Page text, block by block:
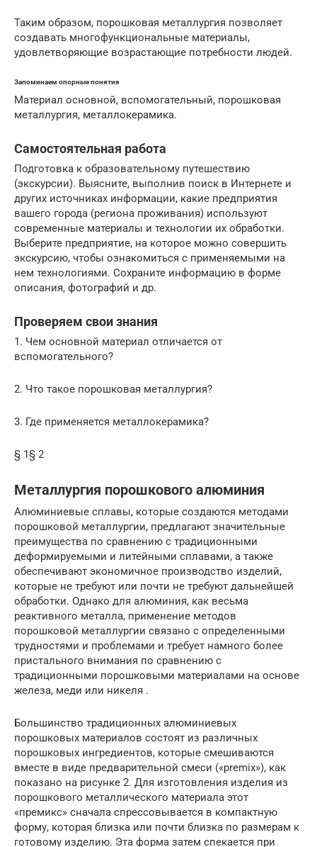
Таким образом, порошковая металлургия позволяет
создавать многофункциональные материалы,
удовлетворяющие возрастающие потребности людей.
Запоминаем опорные понятия
Материал основной, вспомогательный, порошковая
металлургия, металлокерамика.
Самостоятельная работа
Подготовка к образовательному путешествию
(экскурсии). Выясните, выполнив поиск в Интернете и
других источниках информации, какие предприятия
вашего города (региона проживания) используют
современные материалы и технологии их обработки.
Выберите предприятие, на которое можно совершить
экскурсию, чтобы ознакомиться с применяемыми на
нем технологиями. Сохраните информацию в форме
описания, фотографий и др.
Проверяем свои знания
1. Чем основной материал отличается от
вспомогательного?
2. Что такое порошковая металлургия?
3. Где применяется металлокерамика?
§ 1§ 2
Металлургия порошкового алюминия
Алюминиевые сплавы, которые создаются методами
порошковой металлургии, предлагают значительные
преимущества по сравнению с традиционными
деформируемыми и литейными сплавами, а также
обеспечивают экономичное производство изделий,
которые не требуют или почти не требуют дальнейшей
обработки. Однако для алюминия, как весьма
реактивного металла, применение методов
порошковой металлургии связано с определенными
трудностями и проблемами и требует намного более
пристального внимания по сравнению с
традиционными порошковыми материалами на основе
железа, меди или никеля .
Большинство традиционных алюминиевых
порошковых материалов состоят из различных
порошковых ингредиентов, которые смешиваются
вместе в виде предварительной смеси («premix»), как
показано на рисунке 2. Для изготовления изделия из
порошкового металлического материала этот
«премикс» сначала спрессовывается в компактную
форму, которая близка или почти близка по размерам к
готовому изделию. Эта форма затем спекается при